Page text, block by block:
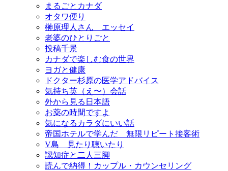
まるごとカナダ
オタワ便り
榊原理人さん エッセイ
老婆のひとりごと
投稿千景
カナダで楽しむ食の世界
ヨガと健康
ドクター杉原の医学アドバイス
気持ち英（え〜）会話
外から見る日本語
お薬の時間ですよ
気になるカラダにいい話
帝国ホテルで学んだ 無限リピート接客術
V島 見たり聴いたり
認知症と二人三脚
読んで納得！カップル・カウンセリング